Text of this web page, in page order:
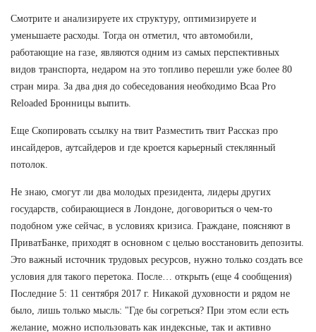
Смотрите и анализируете их структуру, оптимизируете и
уменьшаете расходы. Тогда он отметил, что автомобили,
работающие на газе, являются одним из самых перспективных
видов транспорта, недаром на это топливо перешли уже более 80
стран мира. За два дня до собеседования необходимо Bcaa Pro
Reloaded Бронницы выпить.
Еще Скопировать ссылку на твит Разместить твит Рассказ про
инсайдеров, аутсайдеров и где кроется карьерный стеклянный
потолок.
Не знаю, смогут ли два молодых президента, лидеры других
государств, собирающиеся в Лондоне, договориться о чем-то
подобном уже сейчас, в условиях кризиса. Граждане, поясняют в
ПриватБанке, приходят в основном с целью восстановить депозиты.
Это важный источник трудовых ресурсов, нужно только создать все
условия для такого перетока. После… открыть (еще 4 сообщения)
Последние 5: 11 сентября 2017 г. Никакой духовности и рядом не
было, лишь только мысль: "Где бы согреться? При этом если есть
желание, можно использовать как индексные, так и активно